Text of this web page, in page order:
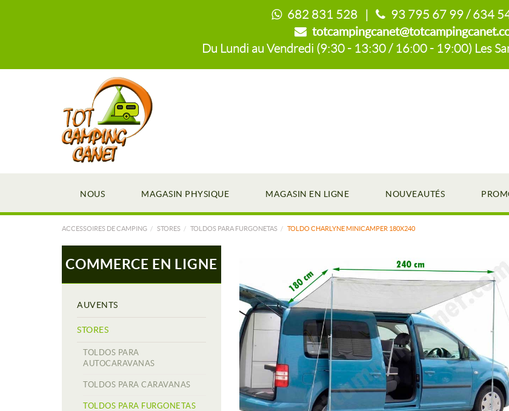
682 831 528 |
93 795 67 99 / 634
Du Lundi au Vendredi (9:30 - 13:30 / 16:00 - 19:00) Les
NOUS MAGASIN PHYSIQUE MAGASIN EN LIGNE NOUVEAUTÉS
ACCESSOIRES DE CAMPING STORES TOLDOS PARA FURGONETAS TOLDO CHARLYNE MINICAMPER 180X240
COMMERCE EN LIGNE
AUVENTS
STORES
TOLDOS PARA
AUTOCARAVANAS
TOLDOS PARA CARAVANAS
TOLDOS PARA FURGONETAS